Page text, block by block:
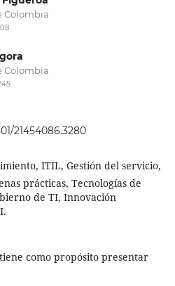
Colombia
Colombia
21454086.3280
ITIL, Gestión del servicio,
prácticas, Tecnologías de
de TI, Innovación
como propósito presentar